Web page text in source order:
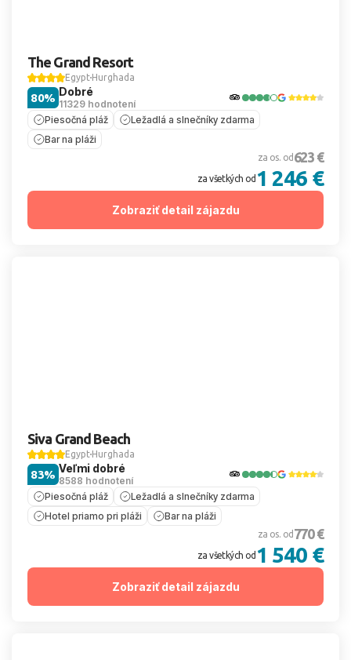
The Grand Resort
Egypt Hurghada
Dobré
11329 hodnotení
80%
Piesočná pláž
Ležadlá a slnečníky zdarma
Bar na pláži
za os. od 623 €
za všetkých od 1 246 €
Zobraziť detail zájazdu
Siva Grand Beach
Egypt Hurghada
Veľmi dobré
8588 hodnotení
83%
Piesočná pláž
Ležadlá a slnečníky zdarma
Hotel priamo pri pláži
Bar na pláži
za os. od 770 €
za všetkých od 1 540 €
Zobraziť detail zájazdu